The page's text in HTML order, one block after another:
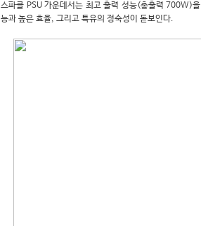
스파클 PSU 가운데서는 최고 출력 성능(총출력 700W)
능과 높은 효율, 그리고 특유의 정숙성이 돋보인다.